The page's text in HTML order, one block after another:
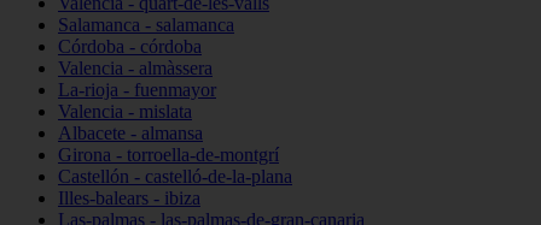
Salamanca - salamanca
Córdoba - córdoba
Valencia - almàssera
La-rioja - fuenmayor
Valencia - mislata
Albacete - almansa
Girona - torroella-de-montgrí
Castellón - castelló-de-la-plana
Illes-balears - ibiza
Las-palmas - las-palmas-de-gran-canaria